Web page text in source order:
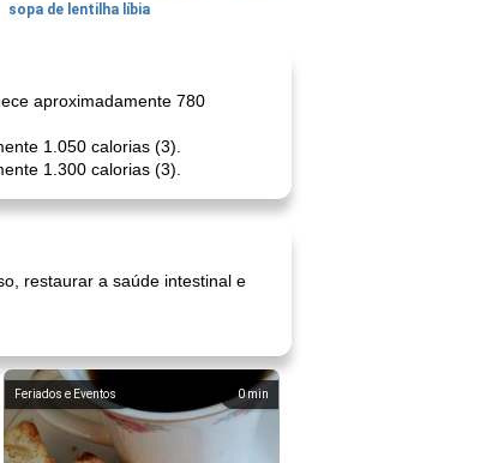
sopa de lentilha líbia
aproximadamente 780
1.050 calorias (3).
1.300 calorias (3).
restaurar a saúde intestinal e
0min
Feriados e Eventos